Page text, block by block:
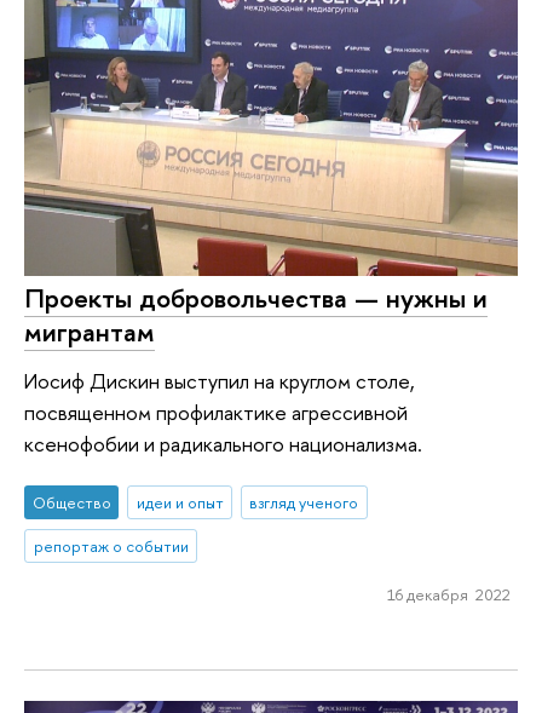
Проекты добровольчества — нужны и
мигрантам
Иосиф Дискин выступил на круглом столе,
посвященном профилактике агрессивной
ксенофобии и радикального национализма.
Общество идеи и опыт
взгляд ученого
репортаж о событии
16 декабря 2022